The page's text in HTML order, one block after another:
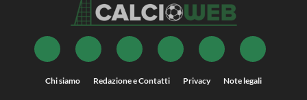
Chi siamo Redazione e Contatti Privacy Note legali